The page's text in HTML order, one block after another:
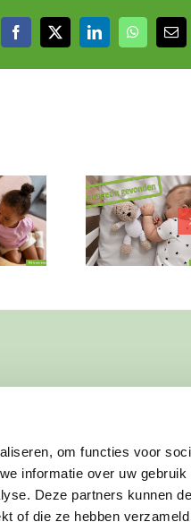
om functies voor
informatie over uw gebruik
Deze partners kunnen
of die ze hebben
Facebook
X LinkedInWhatsApp
E-
rustig plekje
gezocht
Wie
BMX-
een paar